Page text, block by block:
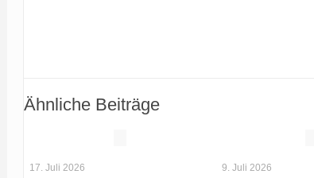
Ähnliche Beiträge
17. Juli 2026 9. Juli 2026